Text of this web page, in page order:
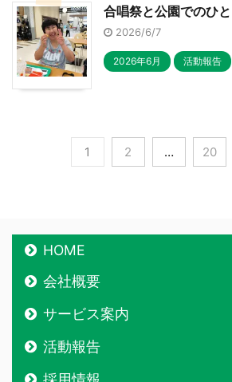
合唱祭と公園でのひ
2026/6/7
2026年6月 活動報告
1 2 … 20
HOME
会社概要
サービス案内
活動報告